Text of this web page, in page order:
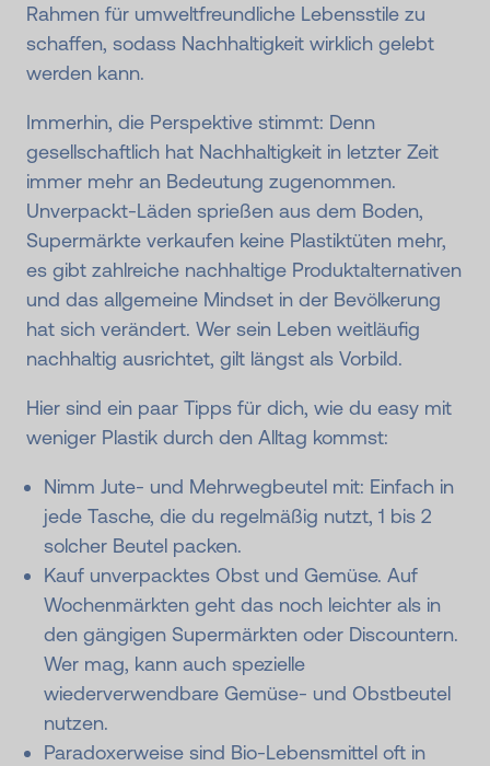
Rahmen für umweltfreundliche Lebensstile zu
schaffen, sodass Nachhaltigkeit wirklich gelebt
werden kann.
Immerhin, die Perspektive stimmt: Denn
gesellschaftlich hat Nachhaltigkeit in letzter Zeit
immer mehr an Bedeutung zugenommen.
Unverpackt-Läden sprießen aus dem Boden,
Supermärkte verkaufen keine Plastiktüten mehr,
es gibt zahlreiche nachhaltige Produktalternativen
und das allgemeine Mindset in der Bevölkerung
hat sich verändert. Wer sein Leben weitläufig
nachhaltig ausrichtet, gilt längst als Vorbild.
Hier sind ein paar Tipps für dich, wie du easy mit
weniger Plastik durch den Alltag kommst:
Nimm Jute- und Mehrwegbeutel mit: Einfach in
jede Tasche, die du regelmäßig nutzt, 1 bis 2
solcher Beutel packen.
Kauf unverpacktes Obst und Gemüse. Auf
Wochenmärkten geht das noch leichter als in
den gängigen Supermärkten oder Discountern.
Wer mag, kann auch spezielle
wiederverwendbare Gemüse- und Obstbeutel
nutzen.
Paradoxerweise sind Bio-Lebensmittel oft in